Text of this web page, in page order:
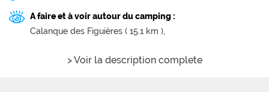
Plage de Sainte Croix ( 7.8 km ),
Plage de la Couronne Vieille ( 8 km ),
Plage Massane ( 8 km ),
Plage du JaÏ ( 8 km ),
A faire et à voir autour du camping :
Calanque des Figuières ( 15.1 km ),
> Voir la description complete